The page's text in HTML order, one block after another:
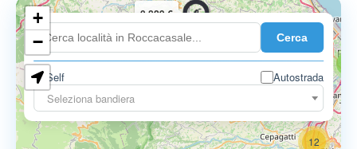
Cerca
Self
Autostrada
Seleziona bandiera
12
0.829 €
0.797 €
+
−